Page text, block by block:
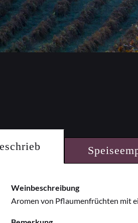
Weinbeschreibung
Aromen von Pflaumenfrüchten mit